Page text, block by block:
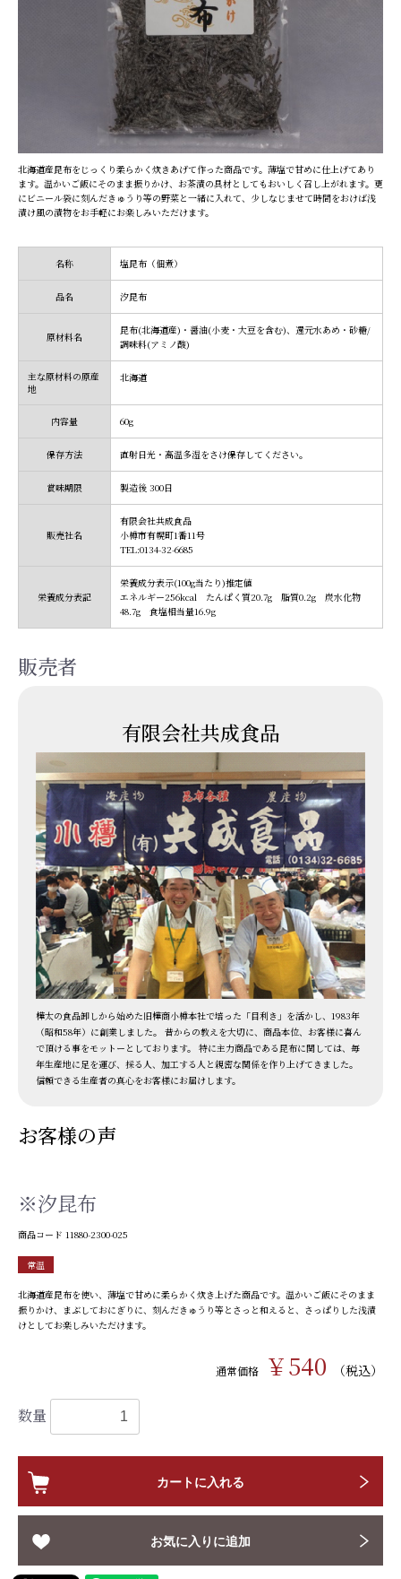
北海道産昆布をじっくり柔らかく炊きあげて作った商品です。薄塩で甘めに仕上げてあり
ます。温かいご飯にそのまま振りかけ、お茶漬の具材としてもおいしく召し上がれます。更
にビニール袋に刻んだきゅうり等の野菜と一緒に入れて、少しなじませて時間をおけば浅
漬け風の漬物をお手軽にお楽しみいただけます。
名称 塩昆布（佃煮）
品名 汐昆布
原材料名
昆布(北海道産)・醤油(小麦・大豆を含む)、還元水あめ・砂糖/
調味料(アミノ酸)
主な原材料の原産
地
北海道
内容量 60g
保存方法 直射日光・高温多湿をさけ保存してください。
賞味期限 製造後 300日
販売社名
有限会社共成食品
小樽市有幌町1番11号
TEL:0134-32-6685
栄養成分表記
栄養成分表示(100g当たり)推定値
エネルギー256kcal たんぱく質20.7g 脂質0.2g 炭水化物
48.7g 食塩相当量16.9g
販売者
有限会社共成食品
樺太の食品卸しから始めた旧樺商小樽本社で培った「目利き」を活かし、1983年
（昭和58年）に創業しました。 昔からの教えを大切に、商品本位、お客様に喜ん
で頂ける事をモットーとしております。 特に主力商品である昆布に関しては、毎
年生産地に足を運び、採る人、加工する人と親密な関係を作り上げてきました。
信頼できる生産者の真心をお客様にお届けします。
お客様の声
※汐昆布
商品コード 11880-2300-025
常温
北海道産昆布を使い、薄塩で甘めに柔らかく炊き上げた商品です。温かいご飯にそのまま
振りかけ、まぶしておにぎりに、刻んだきゅうり等とさっと和えると、さっぱりした浅漬
けとしてお楽しみいただけます。
通常価格 ￥540 （税込）
数量
カートに入れる
お気に入りに追加